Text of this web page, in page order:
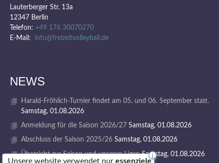
Lauterberger Str. 13a
12347 Berlin
Telefon: +49 176 30070270
E-Mail: info@freizeitvolleyball.de
NEWS
Harald-Fröhlich-Turnier findet am 05. und 06. September statt.
Samstag, 01.08.2026
Anmeldung für die Saison 2026/27 Samstag, 01.08.2026
Abschluss der Saison 2025/26 Samstag, 01.08.2026
Übersicht zur Saison und unseren Ligen Samstag, 01.08.2026
Unsere website verwendet nur essenziele
i